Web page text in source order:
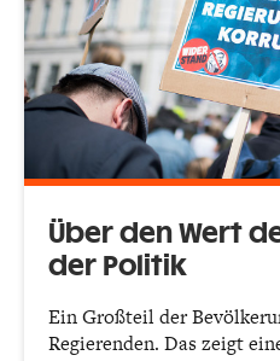
Über den Wert
der Politik
Ein Großteil der
Regierenden. Das zeigt